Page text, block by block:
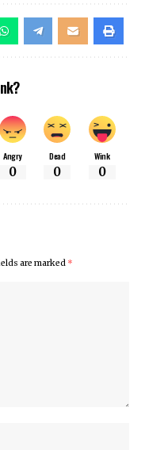
Angry
0
Dead
0
Wink
0
are marked *